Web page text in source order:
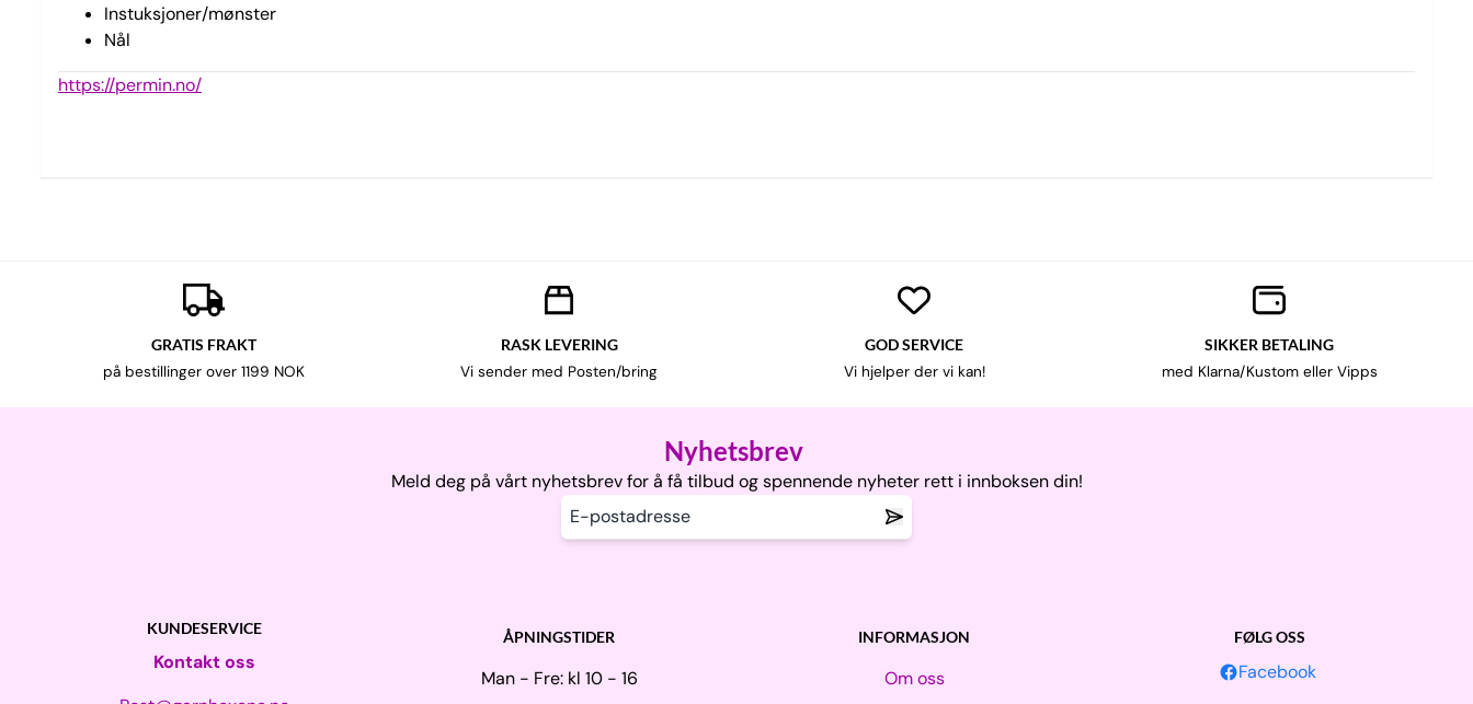
Instuksjoner/mønster
Nål
https://permin.no/
GRATIS FRAKT
på bestillinger over 1199 NOK
RASK LEVERING
Vi sender med Posten/bring
GOD SERVICE
Vi hjelper der vi kan!
SIKKER BETALING
med Klarna/Kustom eller Vipps
Nyhetsbrev
Meld deg på vårt nyhetsbrev for å få tilbud og spennende nyheter rett i innboksen din!
KUNDESERVICE
Kontakt oss
ÅPNINGSTIDER
Man - Fre: kl 10 - 16
INFORMASJON
Om oss
FØLG OSS
Facebook